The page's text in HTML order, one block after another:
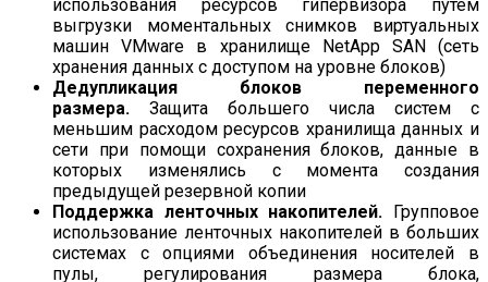
использования ресурсов гипервизора путём
выгрузки моментальных снимков виртуальных
машин VMware в хранилище NetApp SAN (сеть
хранения данных с доступом на уровне блоков)
Дедупликация блоков переменного
размера. Защита большего числа систем с
меньшим расходом ресурсов хранилища данных и
сети при помощи сохранения блоков, данные в
которых изменялись с момента создания
предыдущей резервной копии
Поддержка ленточных накопителей. Групповое
использование ленточных накопителей в больших
системах с опциями объединения носителей в
пулы, регулирования размера блока,